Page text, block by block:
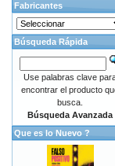
Fabricantes
Búsqueda Rápida
Use palabras clave
encontrar el producto
busca.
Búsqueda Avanzada
Que es lo Nuevo ?